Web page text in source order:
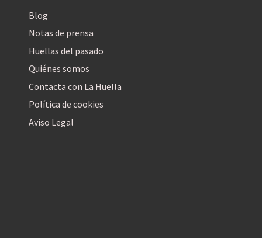
Blog
Notas de prensa
Huellas del pasado
Quiénes somos
Contacta con La Huella
Política de cookies
Aviso Legal